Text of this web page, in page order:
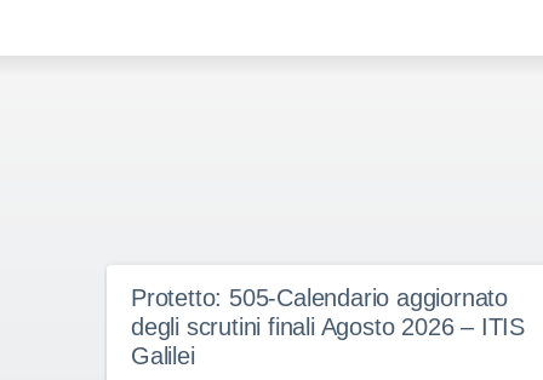
Protetto: 505-Calendario aggiornato
degli scrutini finali Agosto 2026 – ITIS
Galilei